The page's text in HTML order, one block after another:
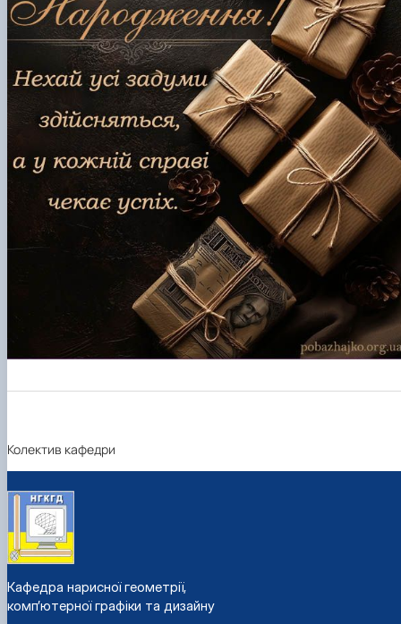
Колектив кафедри
Кафедра нарисної геометрії,
комп’ютерної графіки та дизайну